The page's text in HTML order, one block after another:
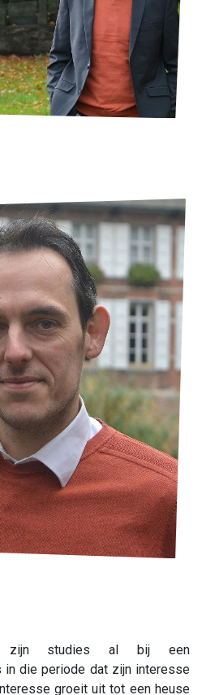
zijn studies al bij een
in die periode dat zijn interesse
groeit uit tot een heuse